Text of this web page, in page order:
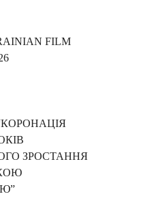
FILM
ЗРОСТАННЯ